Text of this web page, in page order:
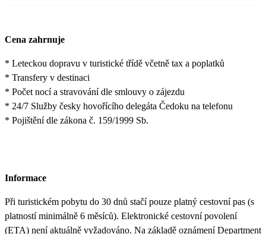
Cena zahrnuje
* Leteckou dopravu v turistické třídě včetně tax a poplatků
* Transfery v destinaci
* Počet nocí a stravování dle smlouvy o zájezdu
* 24/7 Služby česky hovořícího delegáta Čedoku na telefonu
* Pojištění dle zákona č. 159/1999 Sb.
Informace
Při turistickém pobytu do 30 dnů stačí pouze platný cestovní pas (s
platností minimálně 6 měsíců). Elektronické cestovní povolení
(ETA) není aktuálně vyžadováno. Na základě oznámení Department